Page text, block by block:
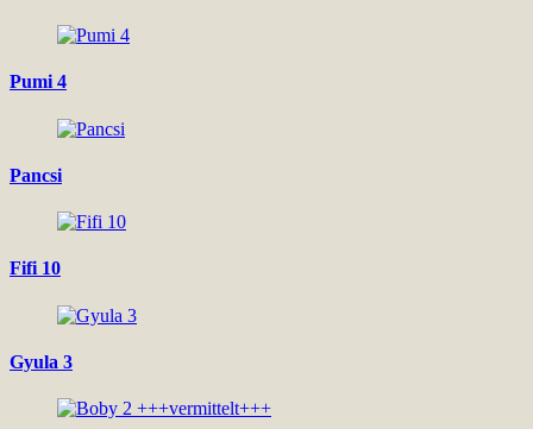
Pumi 4
Pancsi
Fifi 10
Gyula 3